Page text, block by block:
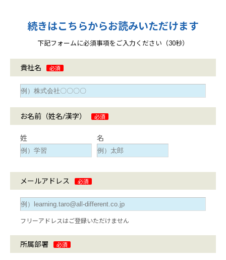
続きはこちらからお読みいただけます
下記フォームに必須事項をご入力ください（30秒）